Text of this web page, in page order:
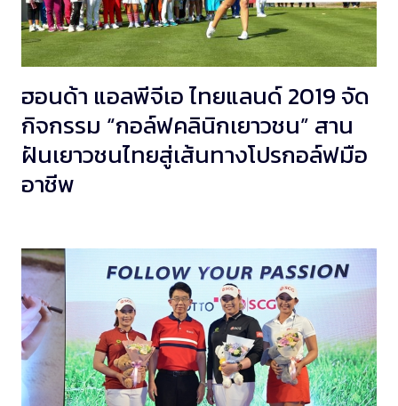
ฮอนด้า แอลพีจีเอ ไทยแลนด์ 2019 จัด
กิจกรรม “กอล์ฟคลินิกเยาวชน” สาน
ฝันเยาวชนไทยสู่เส้นทางโปรกอล์ฟมือ
อาชีพ